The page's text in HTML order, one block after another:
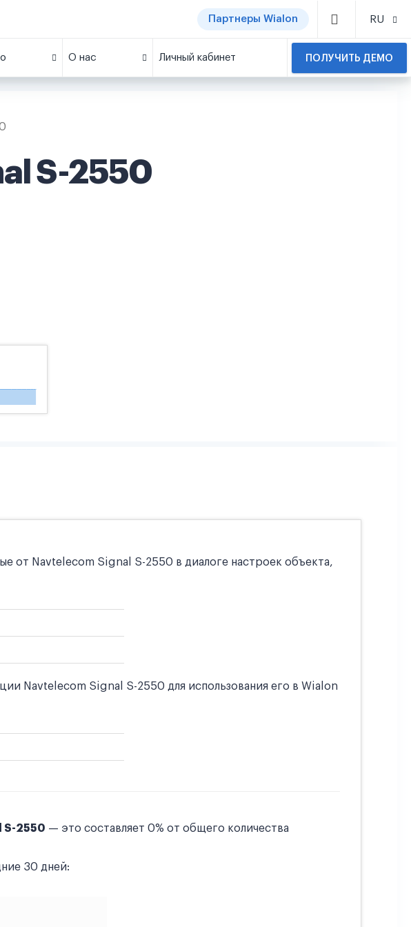
Партнеры Wialon RU
О нас Личный кабинет ПОЛУЧИТЬ ДЕМО
S-2550
от Navtelecom Signal S-2550 в диалоге настроек объекта,
Navtelecom Signal S-2550 для использования его в Wialon
S-2550 — это составляет 0% от общего количества
30 дней: